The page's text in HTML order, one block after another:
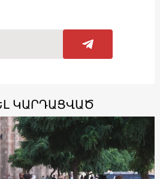
ԿԱՐԴԱՑՎԱԾ